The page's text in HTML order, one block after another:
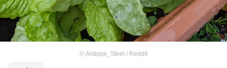
© Antique_Steel / Reddit